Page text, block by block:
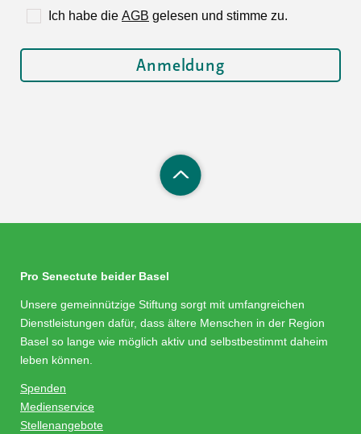
Ich habe die AGB gelesen und stimme zu.
Pro Senectute beider Basel
Unsere gemeinnützige Stiftung sorgt mit umfangreichen
Dienstleistungen dafür, dass ältere Menschen in der Region
Basel so lange wie möglich aktiv und selbstbestimmt daheim
leben können.
Spenden
Medienservice
Stellenangebote